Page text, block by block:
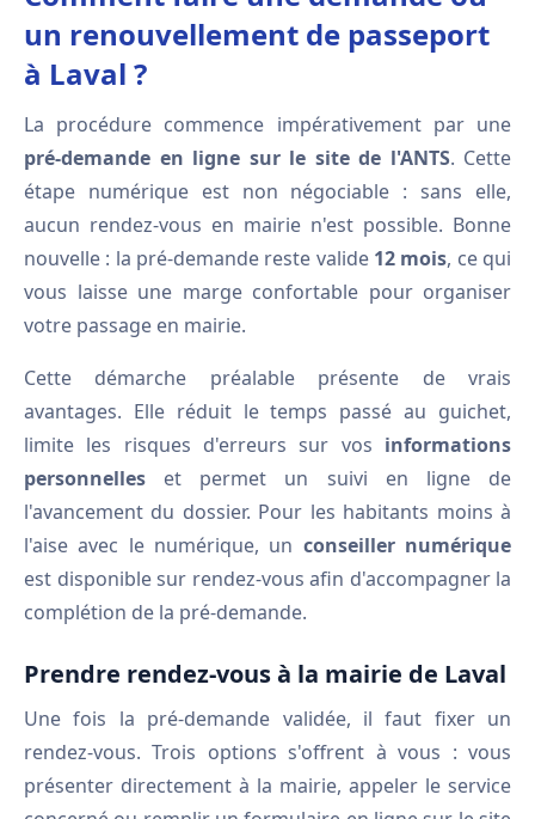
un renouvellement de passeport
à Laval ?
La procédure commence impérativement par une
pré-demande en ligne sur le site de l'ANTS. Cette
étape numérique est non négociable : sans elle,
aucun rendez-vous en mairie n'est possible. Bonne
nouvelle : la pré-demande reste valide 12 mois, ce qui
vous laisse une marge confortable pour organiser
votre passage en mairie.
Cette démarche préalable présente de vrais
avantages. Elle réduit le temps passé au guichet,
limite les risques d'erreurs sur vos informations
personnelles et permet un suivi en ligne de
l'avancement du dossier. Pour les habitants moins à
l'aise avec le numérique, un conseiller numérique
est disponible sur rendez-vous afin d'accompagner la
complétion de la pré-demande.
Prendre rendez-vous à la mairie de Laval
Une fois la pré-demande validée, il faut fixer un
rendez-vous. Trois options s'offrent à vous : vous
présenter directement à la mairie, appeler le service